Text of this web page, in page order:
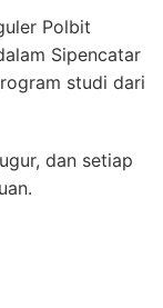
Polbit
Sipencatar
studi dari
dan setiap